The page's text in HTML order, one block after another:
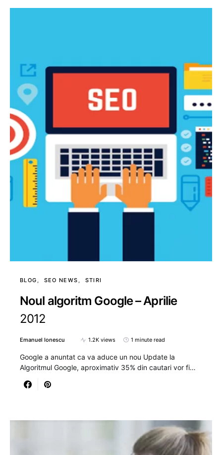
BLOG SEO NEWS STIRI
Noul algoritm Google – Aprilie
2012
Emanuel Ionescu 1.2K views 1 minute read
Google a anuntat ca va aduce un nou Update la
Algoritmul Google, aproximativ 35% din cautari vor fi…